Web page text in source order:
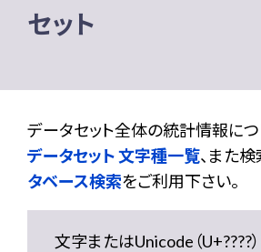
セット
データセット全体の統計情報につ
データセット 文字種一覧、また
タベース検索をご利用下さい。
文字またはUnicode（U+????